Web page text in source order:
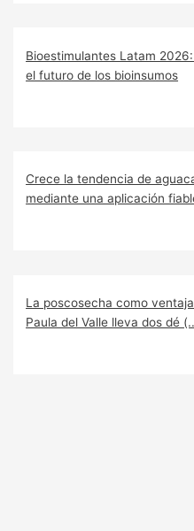
Bioestimulantes Latam
el futuro de los bioinsumos
Crece la tendencia de
mediante una aplicación
La poscosecha como
Paula del Valle lleva dos dé